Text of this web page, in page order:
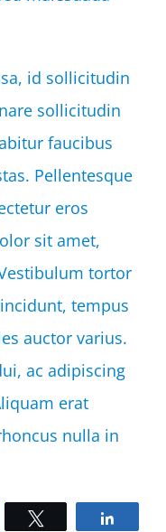
id sollicitudin
sollicitudin
faucibus
Pellentesque
eros
sit amet,
tortor
tempus
auctor varius.
ac adipiscing
erat
nulla in